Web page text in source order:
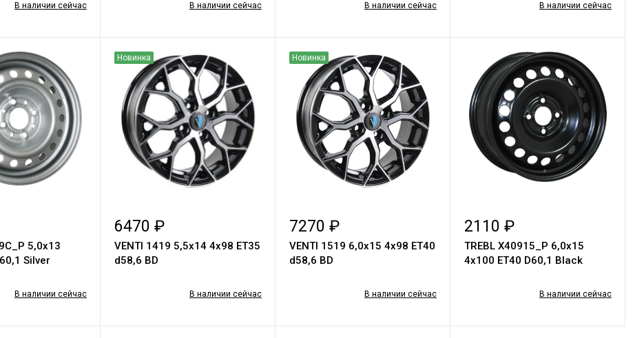
В наличии сейчас В наличии сейчас В наличии сейчас В наличии сейчас
Silver
В наличии сейчас
Новинка
6470 ₽
VENTI 1419 5,5х14 4х98 ET35
d58,6 BD
В наличии сейчас
Новинка
7270 ₽
VENTI 1519 6,0х15 4х98 ET40
d58,6 BD
В наличии сейчас
2110 ₽
TREBL X40915_P 6,0x15
4x100 ET40 D60,1 Black
В наличии сейчас